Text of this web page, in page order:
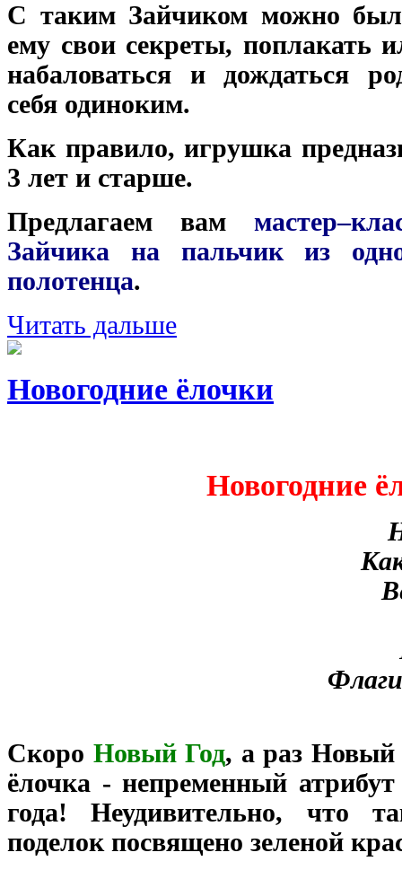
С таким Зайчиком можно
ему свои секреты, поплакать
набаловаться и дождаться
себя одиноким.
Как правило, игрушка
3 лет и старше.
Предлагаем вам
Зайчика на пальчик из
полотенца.
Читать дальше
Новогодние ёлочки
Новогодние
Скоро Новый Год, а раз Новый
ёлочка - непременный
года! Неудивительно, что
поделок посвящено зеленой